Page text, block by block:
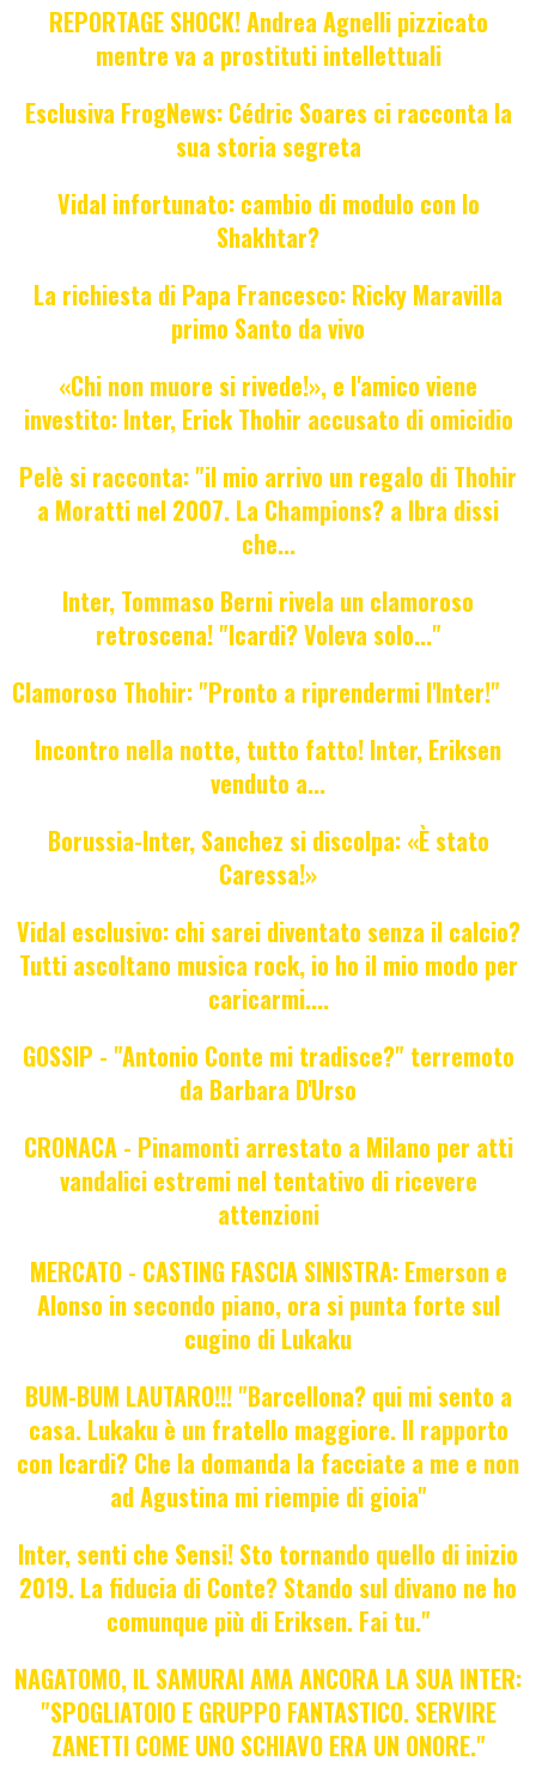
REPORTAGE SHOCK! Andrea Agnelli pizzicato
mentre va a prostituti intellettuali
Esclusiva FrogNews: Cédric Soares ci racconta la
sua storia segreta
Vidal infortunato: cambio di modulo con lo
Shakhtar?
La richiesta di Papa Francesco: Ricky Maravilla
primo Santo da vivo
«Chi non muore si rivede!», e l'amico viene
investito: Inter, Erick Thohir accusato di omicidio
Pelè si racconta: "il mio arrivo un regalo di Thohir
a Moratti nel 2007. La Champions? a Ibra dissi
che...
Inter, Tommaso Berni rivela un clamoroso
retroscena! "Icardi? Voleva solo..."
Clamoroso Thohir: "Pronto a riprendermi l'Inter!"
Incontro nella notte, tutto fatto! Inter, Eriksen
venduto a...
Borussia-Inter, Sanchez si discolpa: «È stato
Caressa!»
Vidal esclusivo: chi sarei diventato senza il calcio?
Tutti ascoltano musica rock, io ho il mio modo per
caricarmi....
GOSSIP - "Antonio Conte mi tradisce?" terremoto
da Barbara D'Urso
CRONACA - Pinamonti arrestato a Milano per atti
vandalici estremi nel tentativo di ricevere
attenzioni
MERCATO - CASTING FASCIA SINISTRA: Emerson e
Alonso in secondo piano, ora si punta forte sul
cugino di Lukaku
BUM-BUM LAUTARO!!! "Barcellona? qui mi sento a
casa. Lukaku è un fratello maggiore. Il rapporto
con Icardi? Che la domanda la facciate a me e non
ad Agustina mi riempie di gioia"
Inter, senti che Sensi! Sto tornando quello di inizio
2019. La fiducia di Conte? Stando sul divano ne ho
comunque più di Eriksen. Fai tu."
NAGATOMO, IL SAMURAI AMA ANCORA LA SUA INTER:
"SPOGLIATOIO E GRUPPO FANTASTICO. SERVIRE
ZANETTI COME UNO SCHIAVO ERA UN ONORE."